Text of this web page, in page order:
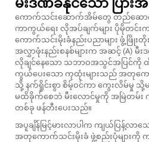
မီးဒဏ်ခံနိုင်သော ပြား
ကောက်သင်းဆောက်အိမ်တွေ တည်ဆောက်
ကာကွယ်ရေး လိုအပ်ချက်များ ပိုမိုတင်း
ကောက်သင်းမိုးခံနည်းပညာများ ဖွံ့ဖ
အလွှာဖုံးနည်းစနစ်များက အဆင့် (A) မီးဒ
လိုချင်နေသော သဘာဝအသွင်အပြင်ကို
ကွယ်ပေးသော ကုထုံးများသည် အတုကေ
သို့ နက်ရှိုင်းစွာ စိမ့်ဝင်ကာ ကွေးလိမ်မှု
မထိခိုက်စေဘဲ မီးလောင်မှုကို အမြဲတမ်း
တစ်ခု ဖန်တီးပေးသည်။
အပူချိန်မြင့်မားလာပါက ကျယ်ပြန့်လာ
အတုကောက်သင်းမိုးခံ ဖွဲ့စည်းပုံများ